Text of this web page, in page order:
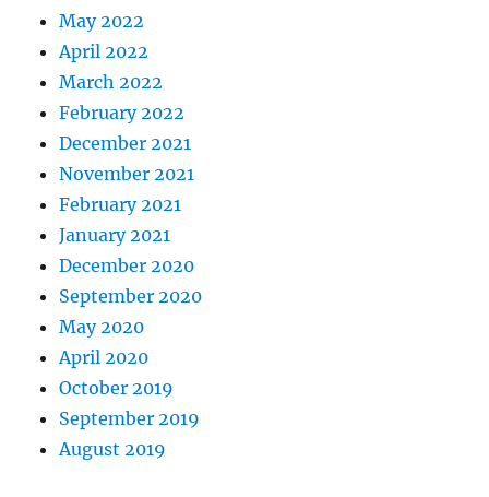
May 2022
April 2022
March 2022
February 2022
December 2021
November 2021
February 2021
January 2021
December 2020
September 2020
May 2020
April 2020
October 2019
September 2019
August 2019